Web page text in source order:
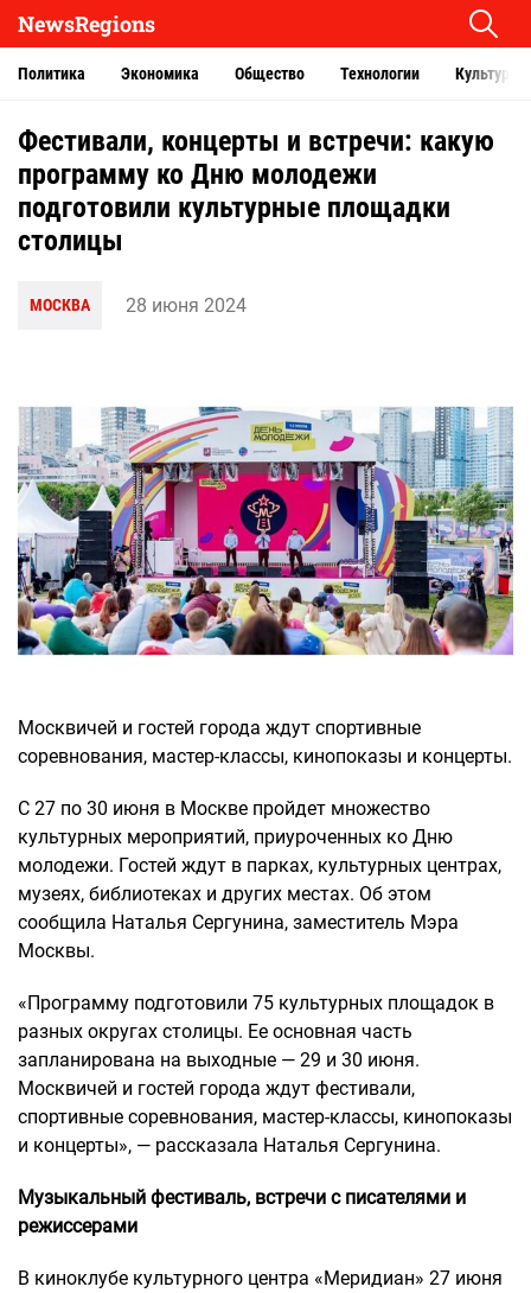
NewsRegions
Политика Экономика Общество Технологии Культура
Фестивали, концерты и встречи: какую
программу ко Дню молодежи
подготовили культурные площадки
столицы
МОСКВА 28 июня 2024
Москвичей и гостей города ждут спортивные
соревнования, мастер-классы, кинопоказы и концерты.
С 27 по 30 июня в Москве пройдет множество
культурных мероприятий, приуроченных ко Дню
молодежи. Гостей ждут в парках, культурных центрах,
музеях, библиотеках и других местах. Об этом
сообщила Наталья Сергунина, заместитель Мэра
Москвы.
«Программу подготовили 75 культурных площадок в
разных округах столицы. Ее основная часть
запланирована на выходные — 29 и 30 июня.
Москвичей и гостей города ждут фестивали,
спортивные соревнования, мастер-классы, кинопоказы
и концерты», — рассказала Наталья Сергунина.
Музыкальный фестиваль, встречи с писателями и
режиссерами
В киноклубе культурного центра «Меридиан» 27 июня